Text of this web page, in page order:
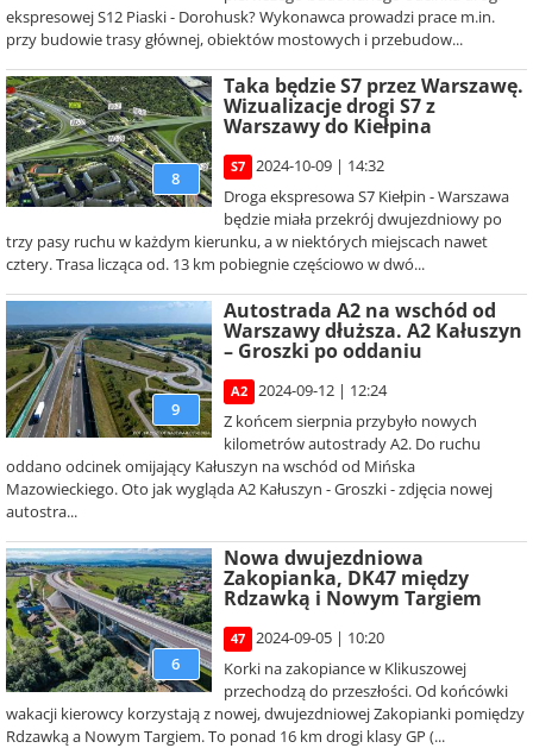
ekspresowej S12 Piaski - Dorohusk? Wykonawca prowadzi prace m.in.
przy budowie trasy głównej, obiektów mostowych i przebudow...
8
Taka będzie S7 przez Warszawę.
Wizualizacje drogi S7 z
Warszawy do Kiełpina
S7
2024-10-09 | 14:32
Droga ekspresowa S7 Kiełpin - Warszawa
będzie miała przekrój dwujezdniowy po
trzy pasy ruchu w każdym kierunku, a w niektórych miejscach nawet
cztery. Trasa licząca od. 13 km pobiegnie częściowo w dwó...
9
Autostrada A2 na wschód od
Warszawy dłuższa. A2 Kałuszyn
– Groszki po oddaniu
A2
2024-09-12 | 12:24
Z końcem sierpnia przybyło nowych
kilometrów autostrady A2. Do ruchu
oddano odcinek omijający Kałuszyn na wschód od Mińska
Mazowieckiego. Oto jak wygląda A2 Kałuszyn - Groszki - zdjęcia nowej
autostra...
6
Nowa dwujezdniowa
Zakopianka, DK47 między
Rdzawką i Nowym Targiem
47
2024-09-05 | 10:20
Korki na zakopiance w Klikuszowej
przechodzą do przeszłości. Od końcówki
wakacji kierowcy korzystają z nowej, dwujezdniowej Zakopianki pomiędzy
Rdzawką a Nowym Targiem. To ponad 16 km drogi klasy GP (...